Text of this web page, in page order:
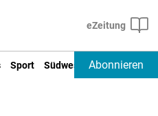
Sport Südwest Deutschland
Abonnieren